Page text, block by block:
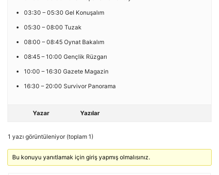
03:30 – 05:30 Gel Konuşalım
05:30 – 08:00 Tuzak
08:00 – 08:45 Oynat Bakalım
08:45 – 10:00 Gençlik Rüzgarı
10:00 – 16:30 Gazete Magazin
16:30 – 20:00 Survivor Panorama
Yazar Yazılar
1 yazı görüntüleniyor (toplam 1)
Bu konuyu yanıtlamak için giriş yapmış olmalısınız.